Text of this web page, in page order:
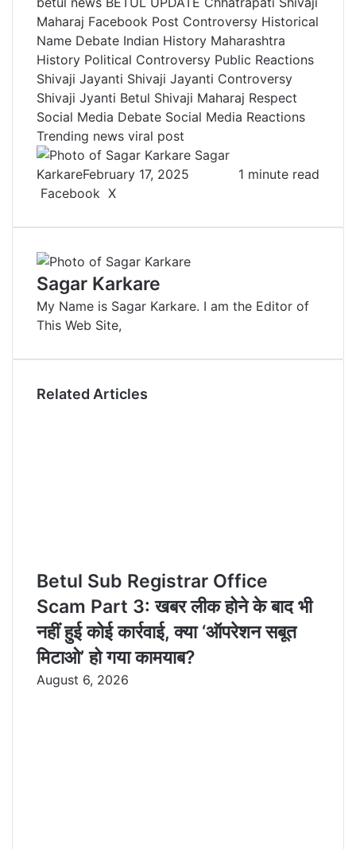
Maharaj Facebook Post Controversy Historical
Name Debate Indian History Maharashtra
History Political Controversy Public Reactions
Shivaji Jayanti Shivaji Jayanti Controversy
Shivaji Jyanti Betul Shivaji Maharaj Respect
Social Media Debate Social Media Reactions
Trending news viral post
Sagar
KarkareFebruary 17, 2025
1 minute read
Facebook X
n
e
d
I
m
l
r
n
e
r
e
d
i
t
o
a
k
a
e
v
i
m
i
i
t
Sagar Karkare
My Name is Sagar Karkare. I am the Editor of
This Web Site,
Related Articles
Betul Sub Registrar Office
Scam Part 3: खबर लीक होने के बाद भी
नहीं हुई कोई कार्रवाई, क्या ‘ऑपरेशन सबूत
मिटाओ’ हो गया कामयाब?
August 6, 2026